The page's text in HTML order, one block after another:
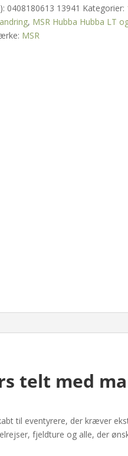
0408180613 13941 Kategorier:
, MSR Hubba Hubba LT
MSR
telt med
til eventyrere, der kræver
fjeldture og alle, der